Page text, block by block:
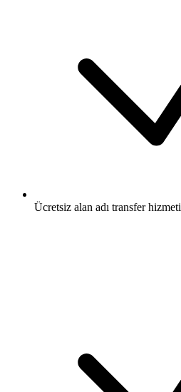
Ücretsiz alan adı transfer hizmeti